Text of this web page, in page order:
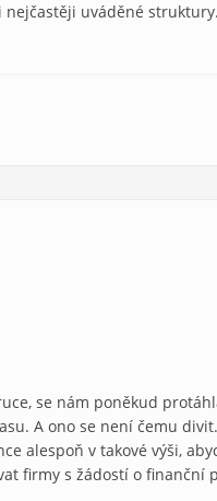
uváděné struktury.
se nám poněkud
A ono se není čemu
alespoň v takové výši,
firmy s žádostí o finanční